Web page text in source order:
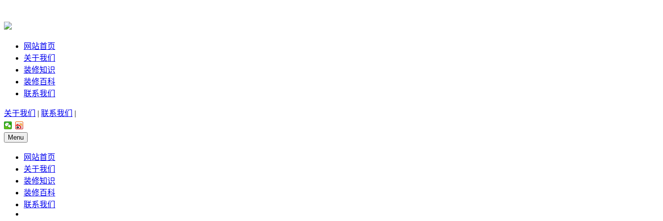
网站首页
关于我们
装修知识
装修百科
联系我们
关于我们 | 联系我们 |
Menu
网站首页
关于我们
装修知识
装修百科
联系我们